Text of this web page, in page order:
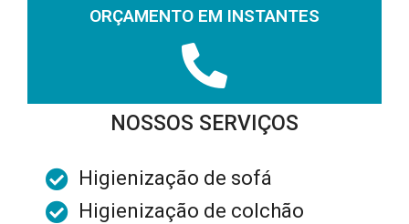
ORÇAMENTO EM INSTANTES
NOSSOS SERVIÇOS
Higienização de sofá
Higienização de colchão